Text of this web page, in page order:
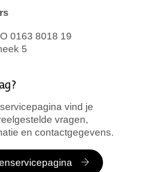
0163 8018 19
5
vind je
vragen,
en contactgegevens.